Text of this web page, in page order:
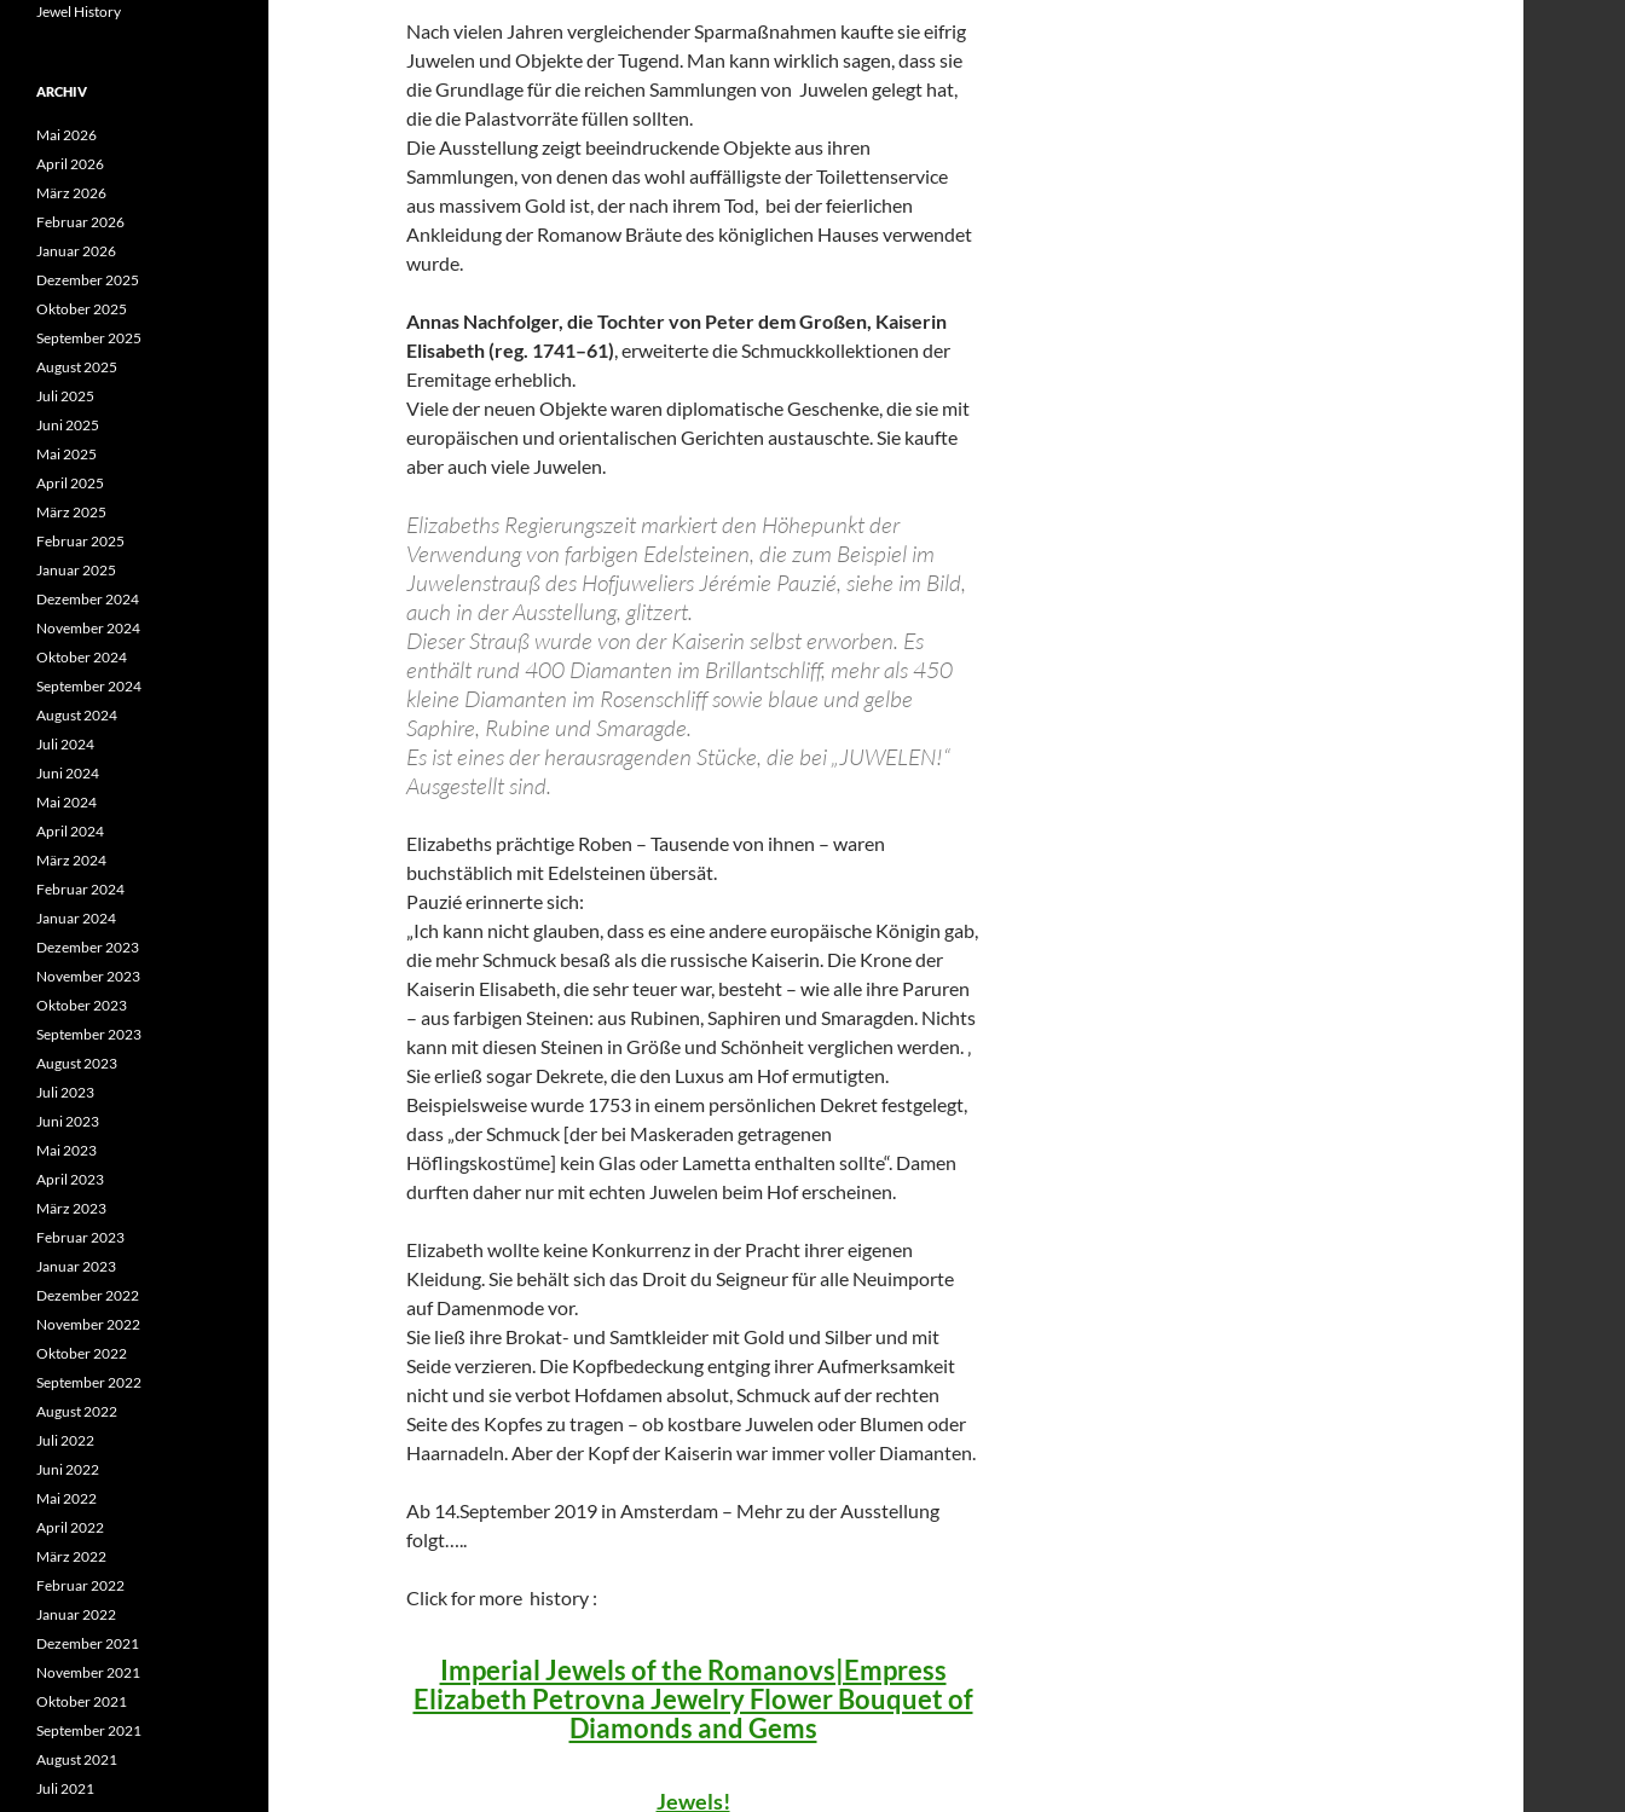
Nach vielen Jahren vergleichender Sparmaßnahmen kaufte sie eifrig
Juwelen und Objekte der Tugend. Man kann wirklich sagen, dass sie
die Grundlage für die reichen Sammlungen von Juwelen gelegt hat,
die die Palastvorräte füllen sollten.
Die Ausstellung zeigt beeindruckende Objekte aus ihren
Sammlungen, von denen das wohl auffälligste der Toilettenservice
aus massivem Gold ist, der nach ihrem Tod, bei der feierlichen
Ankleidung der Romanow Bräute des königlichen Hauses verwendet
wurde.
Annas Nachfolger, die Tochter von Peter dem Großen, Kaiserin
Elisabeth (reg. 1741–61), erweiterte die Schmuckkollektionen der
Eremitage erheblich.
Viele der neuen Objekte waren diplomatische Geschenke, die sie mit
europäischen und orientalischen Gerichten austauschte. Sie kaufte
aber auch viele Juwelen.
Elizabeths Regierungszeit markiert den Höhepunkt der
Verwendung von farbigen Edelsteinen, die zum Beispiel im
Juwelenstrauß des Hofjuweliers Jérémie Pauzié, siehe im Bild,
auch in der Ausstellung, glitzert.
Dieser Strauß wurde von der Kaiserin selbst erworben. Es
enthält rund 400 Diamanten im Brillantschliff, mehr als 450
kleine Diamanten im Rosenschliff sowie blaue und gelbe
Saphire, Rubine und Smaragde.
Es ist eines der herausragenden Stücke, die bei „JUWELEN!“
Ausgestellt sind.
Elizabeths prächtige Roben – Tausende von ihnen – waren
buchstäblich mit Edelsteinen übersät.
Pauzié erinnerte sich:
„Ich kann nicht glauben, dass es eine andere europäische Königin gab,
die mehr Schmuck besaß als die russische Kaiserin. Die Krone der
Kaiserin Elisabeth, die sehr teuer war, besteht – wie alle ihre Paruren
– aus farbigen Steinen: aus Rubinen, Saphiren und Smaragden. Nichts
kann mit diesen Steinen in Größe und Schönheit verglichen werden. ‚
Sie erließ sogar Dekrete, die den Luxus am Hof ​​ermutigten.
Beispielsweise wurde 1753 in einem persönlichen Dekret festgelegt,
dass „der Schmuck [der bei Maskeraden getragenen
Höflingskostüme] kein Glas oder Lametta enthalten sollte“. Damen
durften daher nur mit echten Juwelen beim Hof erscheinen.
Elizabeth wollte keine Konkurrenz in der Pracht ihrer eigenen
Kleidung. Sie behält sich das Droit du Seigneur für alle Neuimporte
auf Damenmode vor.
Sie ließ ihre Brokat- und Samtkleider mit Gold und Silber und mit
Seide verzieren. Die Kopfbedeckung entging ihrer Aufmerksamkeit
nicht und sie verbot Hofdamen absolut, Schmuck auf der rechten
Seite des Kopfes zu tragen – ob kostbare Juwelen oder Blumen oder
Haarnadeln. Aber der Kopf der Kaiserin war immer voller Diamanten.
Ab 14.September 2019 in Amsterdam – Mehr zu der Ausstellung
folgt…..
Click for more history :
Imperial Jewels of the Romanovs|Empress
Elizabeth Petrovna Jewelry Flower Bouquet of
Diamonds and Gems
Jewels!
Jewel History
ARCHIV
Mai 2026
April 2026
März 2026
Februar 2026
Januar 2026
Dezember 2025
Oktober 2025
September 2025
August 2025
Juli 2025
Juni 2025
Mai 2025
April 2025
März 2025
Februar 2025
Januar 2025
Dezember 2024
November 2024
Oktober 2024
September 2024
August 2024
Juli 2024
Juni 2024
Mai 2024
April 2024
März 2024
Februar 2024
Januar 2024
Dezember 2023
November 2023
Oktober 2023
September 2023
August 2023
Juli 2023
Juni 2023
Mai 2023
April 2023
März 2023
Februar 2023
Januar 2023
Dezember 2022
November 2022
Oktober 2022
September 2022
August 2022
Juli 2022
Juni 2022
Mai 2022
April 2022
März 2022
Februar 2022
Januar 2022
Dezember 2021
November 2021
Oktober 2021
September 2021
August 2021
Juli 2021